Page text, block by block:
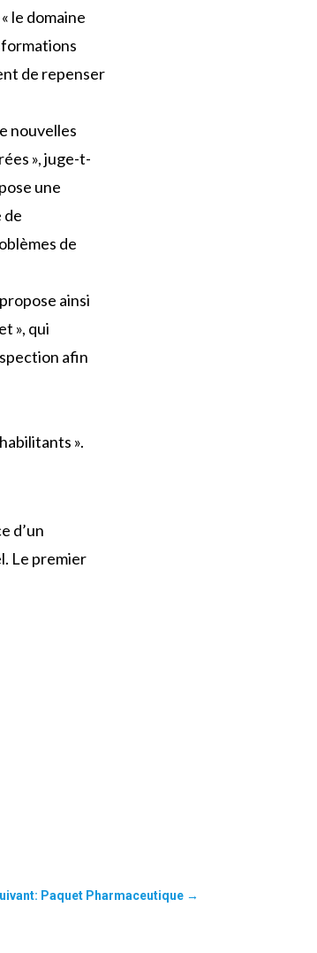
le domaine
de repenser
nouvelles
», juge-t-
une
de
de
ainsi
», qui
afin
».
d’un
Le premier
Paquet Pharmaceutique→